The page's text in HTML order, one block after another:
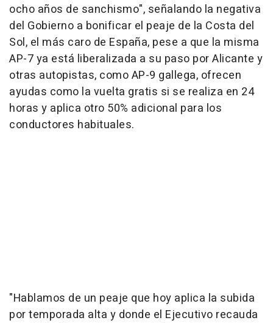
ocho años de sanchismo", señalando la negativa
del Gobierno a bonificar el peaje de la Costa del
Sol, el más caro de España, pese a que la misma
AP-7 ya está liberalizada a su paso por Alicante y
otras autopistas, como AP-9 gallega, ofrecen
ayudas como la vuelta gratis si se realiza en 24
horas y aplica otro 50% adicional para los
conductores habituales.
"Hablamos de un peaje que hoy aplica la subida
por temporada alta y donde el Ejecutivo recauda